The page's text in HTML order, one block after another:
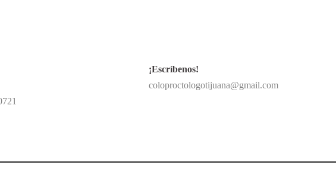
¡Escríbenos!
coloproctologotijuana@gmail.com